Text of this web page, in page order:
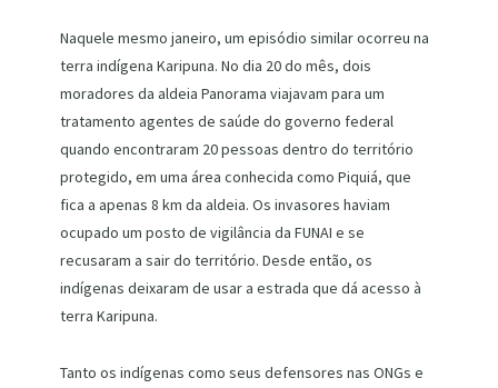
Naquele mesmo janeiro, um episódio similar ocorreu na
terra indígena Karipuna. No dia 20 do mês, dois
moradores da aldeia Panorama viajavam para um
tratamento agentes de saúde do governo federal
quando encontraram 20 pessoas dentro do território
protegido, em uma área conhecida como Piquiá, que
fica a apenas 8 km da aldeia. Os invasores haviam
ocupado um posto de vigilância da FUNAI e se
recusaram a sair do território. Desde então, os
indígenas deixaram de usar a estrada que dá acesso à
terra Karipuna.
Tanto os indígenas como seus defensores nas ONGs e